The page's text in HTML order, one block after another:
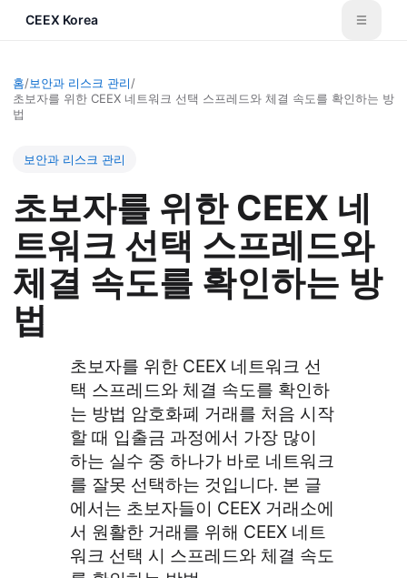
CEEX Korea
홈/보안과 리스크 관리/
초보자를 위한 CEEX 네트워크 선택 스프레드와 체결 속도를 확인하는 방
법
보안과 리스크 관리
초보자를 위한 CEEX 네
트워크 선택 스프레드와
체결 속도를 확인하는 방
법
초보자를 위한 CEEX 네트워크 선
택 스프레드와 체결 속도를 확인하
는 방법 암호화폐 거래를 처음 시작
할 때 입출금 과정에서 가장 많이
하는 실수 중 하나가 바로 네트워크
를 잘못 선택하는 것입니다. 본 글
에서는 초보자들이 CEEX 거래소에
서 원활한 거래를 위해 CEEX 네트
워크 선택 시 스프레드와 체결 속도